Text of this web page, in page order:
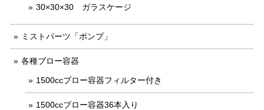
30×30×30 ガラスケージ
ミストパーツ「ポンプ」
各種ブロー容器
1500ccブロー容器フィルター付き
1500ccブロー容器36本入り